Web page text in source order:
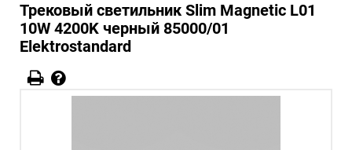
Трековый светильник Slim Magnetic L01
10W 4200K черный 85000/01
Elektrostandard